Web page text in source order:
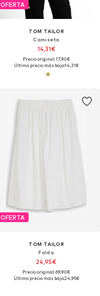
OFERTA
TOM TAILOR
Camiseta
14,31€
Precio original: 17,90€
Último precio más bajo:14,31€
OFERTA
TOM TAILOR
Falda
24,95€
Precio original: 69,90€
Último precio más bajo:24,95€